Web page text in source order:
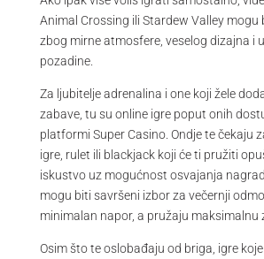
Animal Crossing ili Stardew Valley mogu
zbog mirne atmosfere, veselog dizajna i
pozadine.
Za ljubitelje adrenalina i one koji žele
zabave, tu su online igre poput onih
platformi Super Casino. Ondje te čekaju
igre, rulet ili blackjack koji će ti pružiti
iskustvo uz mogućnost osvajanja
mogu biti savršeni izbor za večernji
minimalan napor, a pružaju maksimalnu
Osim što te oslobađaju od briga, igre